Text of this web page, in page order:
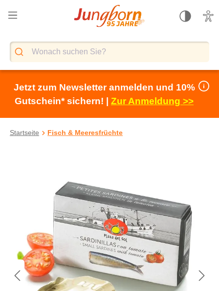
springen
Jetzt zum Newsletter anmelden und 10%
Gutschein* sichern! | Zur Anmeldung >>
Startseite Fisch & Meeresfrüchte